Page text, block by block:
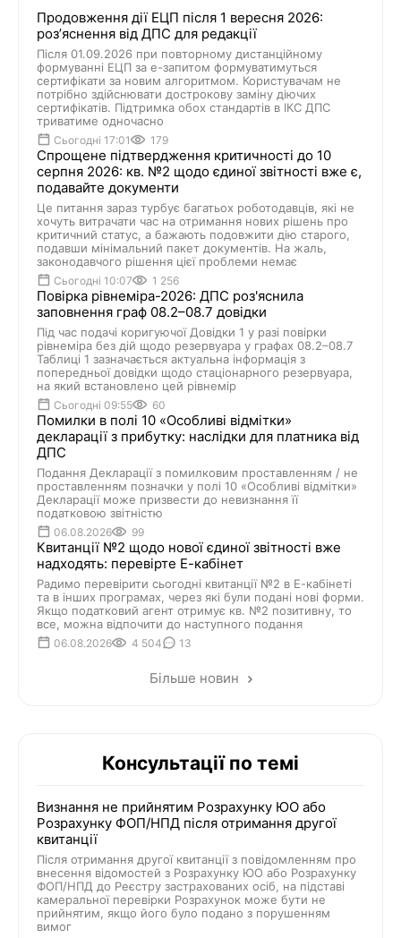
Продовження дії ЕЦП після 1 вересня 2026:
розʼяснення від ДПС для редакції
Після 01.09.2026 при повторному дистанційному
формуванні ЕЦП за е-запитом формуватимуться
сертифікати за новим алгоритмом. Користувачам не
потрібно здійснювати дострокову заміну діючих
сертифікатів. Підтримка обох стандартів в ІКС ДПС
триватиме одночасно
Сьогодні 17:01 179
Спрощене підтвердження критичності до 10
серпня 2026: кв. №2 щодо єдиної звітності вже є,
подавайте документи
Це питання зараз турбує багатьох роботодавців, які не
хочуть витрачати час на отримання нових рішень про
критичний статус, а бажають подовжити дію старого,
подавши мінімальний пакет документів. На жаль,
законодавчого рішення цієї проблеми немає
Сьогодні 10:07 1 256
Повірка рівнеміра-2026: ДПС роз'яснила
заповнення граф 08.2–08.7 довідки
Під час подачі коригуючої Довідки 1 у разі повірки
рівнеміра без дій щодо резервуара у графах 08.2–08.7
Таблиці 1 зазначається актуальна інформація з
попередньої довідки щодо стаціонарного резервуара,
на який встановлено цей рівнемір
Сьогодні 09:55 60
Помилки в полі 10 «Особливі відмітки»
декларації з прибутку: наслідки для платника від
ДПС
Подання Декларації з помилковим проставленням / не
проставленням позначки у полі 10 «Особливі відмітки»
Декларації може призвести до невизнання її
податковою звітністю
06.08.2026 99
Квитанції №2 щодо нової єдиної звітності вже
надходять: перевірте Е-кабінет
Радимо перевірити сьогодні квитанції №2 в Е-кабінеті
та в інших програмах, через які були подані нові форми.
Якщо податковий агент отримує кв. №2 позитивну, то
все, можна відпочити до наступного подання
06.08.2026 4 504 13
Більше новин
Консультації по темі
Визнання не прийнятим Розрахунку ЮО або
Розрахунку ФОП/НПД після отримання другої
квитанції
Після отримання другої квитанції з повідомленням про
внесення відомостей з Розрахунку ЮО або Розрахунку
ФОП/НПД до Реєстру застрахованих осіб, на підставі
камеральної перевірки Розрахунок може бути не
прийнятим, якщо його було подано з порушенням
вимог